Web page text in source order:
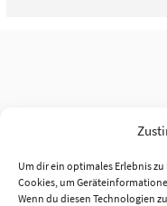
Um dir ein optimales Erlebnis
Cookies, um
Wenn du diesen Technologien